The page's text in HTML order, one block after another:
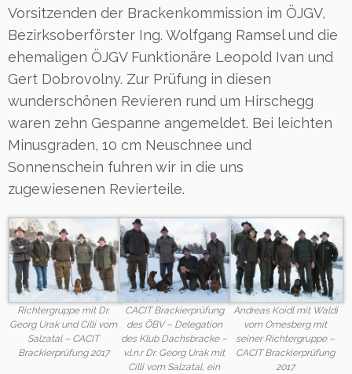
Vorsitzenden der Brackenkommission im ÖJGV,
Bezirksoberförster Ing. Wolfgang Ramsel und die
ehemaligen ÖJGV Funktionäre Leopold Ivan und
Gert Dobrovolny. Zur Prüfung in diesen
wunderschönen Revieren rund um Hirschegg
waren zehn Gespanne angemeldet. Bei leichten
Minusgraden, 10 cm Neuschnee und
Sonnenschein fuhren wir in die uns
zugewiesenen Revierteile.
Richtergruppe mit Dr.
Georg Urak und Cilli vom
Salzatal – CACIT
Brackierprüfung 2017
CACIT Brackierprüfung
des ÖBV – Delegation
des Klub Dachsbracke –
v.l.n.r Dr. Georg Urak mit
Cilli vom Salzatal, ein
Andreas Koidl mit Waldi
vom Omesberg mit
seiner Richtergruppe –
CACIT Brackierprüfung
2017